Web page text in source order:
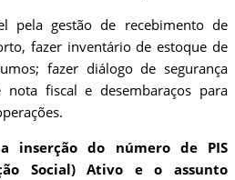
pela gestão de recebimento de
fazer inventário de estoque de
fazer diálogo de segurança
fiscal e desembaraços para
inserção do número de PIS
Social) Ativo e o assunto